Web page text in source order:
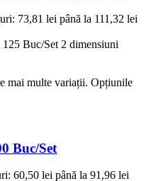
73,81 lei până la 111,32 lei
Buc/Set 2 dimensiuni
mai multe variații. Opțiunile
Buc/Set
60,50 lei până la 91,96 lei